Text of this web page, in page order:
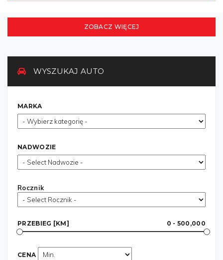
ZOBACZ WIĘCEJ
WYSZUKAJ AUTO
MARKA
NADWOZIE
Rocznik
PRZEBIEG [KM] 0 - 500,000
CENA